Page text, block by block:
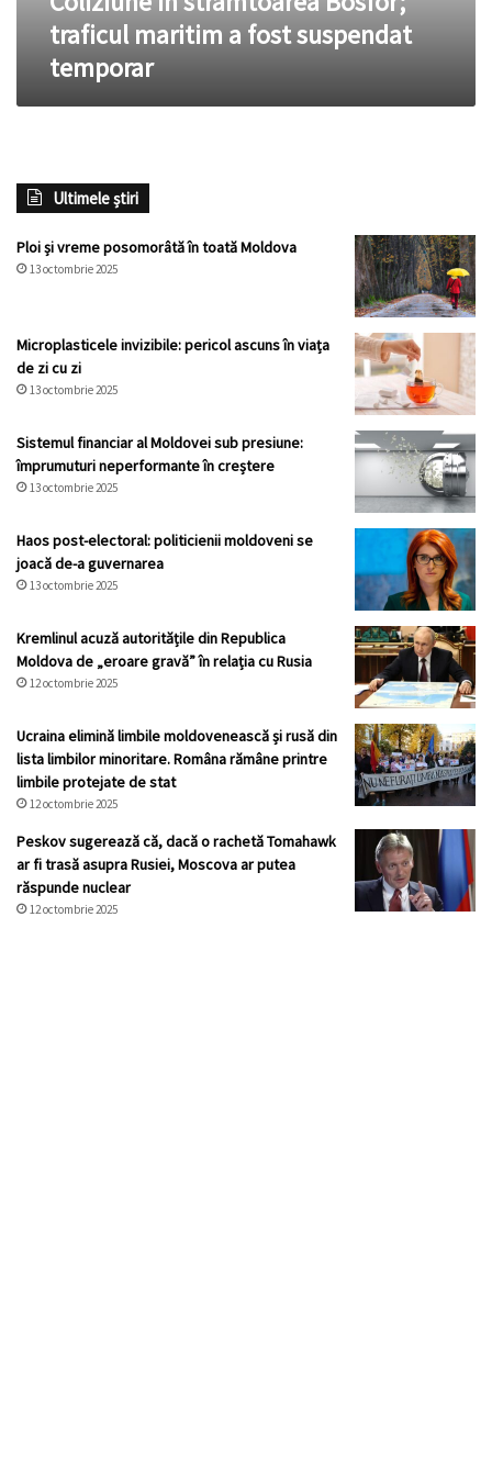
traficul maritim a fost suspendat
temporar
Ultimele știri
Ploi și vreme posomorâtă în toată Moldova
13 octombrie 2025
Microplasticele invizibile: pericol ascuns în viața
de zi cu zi
13 octombrie 2025
Sistemul financiar al Moldovei sub presiune:
împrumuturi neperformante în creștere
13 octombrie 2025
Haos post-electoral: politicienii moldoveni se
joacă de-a guvernarea
13 octombrie 2025
Kremlinul acuză autoritățile din Republica
Moldova de „eroare gravă” în relația cu Rusia
12 octombrie 2025
Ucraina elimină limbile moldovenească și rusă din
lista limbilor minoritare. Româna rămâne printre
limbile protejate de stat
12 octombrie 2025
Peskov sugerează că, dacă o rachetă Tomahawk
ar fi trasă asupra Rusiei, Moscova ar putea
răspunde nuclear
12 octombrie 2025